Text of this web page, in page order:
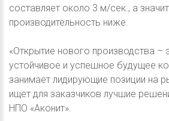
составляет около 3 м/сек., а
производительность ниже.
«Открытие нового производства –
устойчивое и успешное будущее
занимает лидирующие позиции на
ищет для заказчиков лучшие
НПО «Аконит».